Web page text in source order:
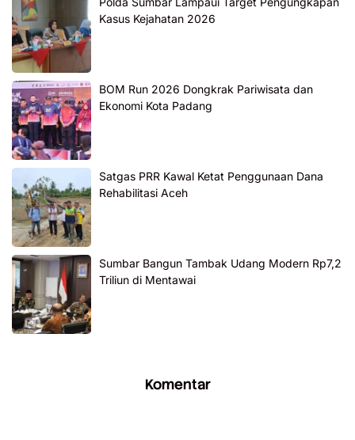
Kasus Kejahatan 2026
BOM Run 2026 Dongkrak Pariwisata dan
Ekonomi Kota Padang
Satgas PRR Kawal Ketat Penggunaan Dana
Rehabilitasi Aceh
Sumbar Bangun Tambak Udang Modern Rp7,2
Triliun di Mentawai
Komentar